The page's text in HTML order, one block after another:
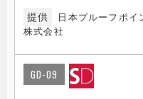
提供
日本プルーフポ
株式会社
GD-09